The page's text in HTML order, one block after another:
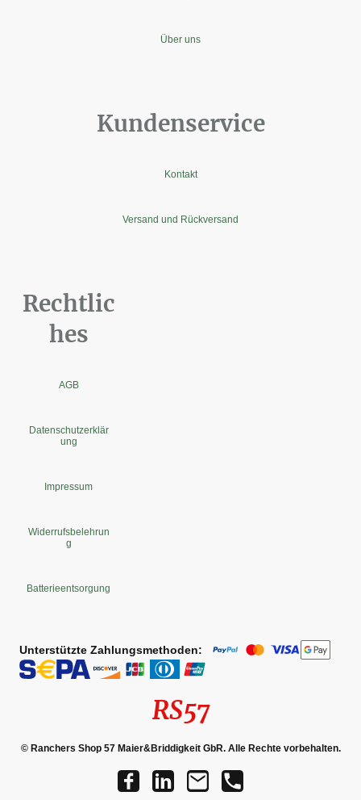
Über uns
Kundenservice
Kontakt
Versand und Rückversand
Rechtlic
hes
AGB
Datenschutzerklär
ung
Impressum
Widerrufsbelehrun
g
Batterieentsorgung
Unterstützte Zahlungsmethoden:
RS57
© Ranchers Shop 57 Maier&Briddigkeit GbR. Alle Rechte vorbehalten.